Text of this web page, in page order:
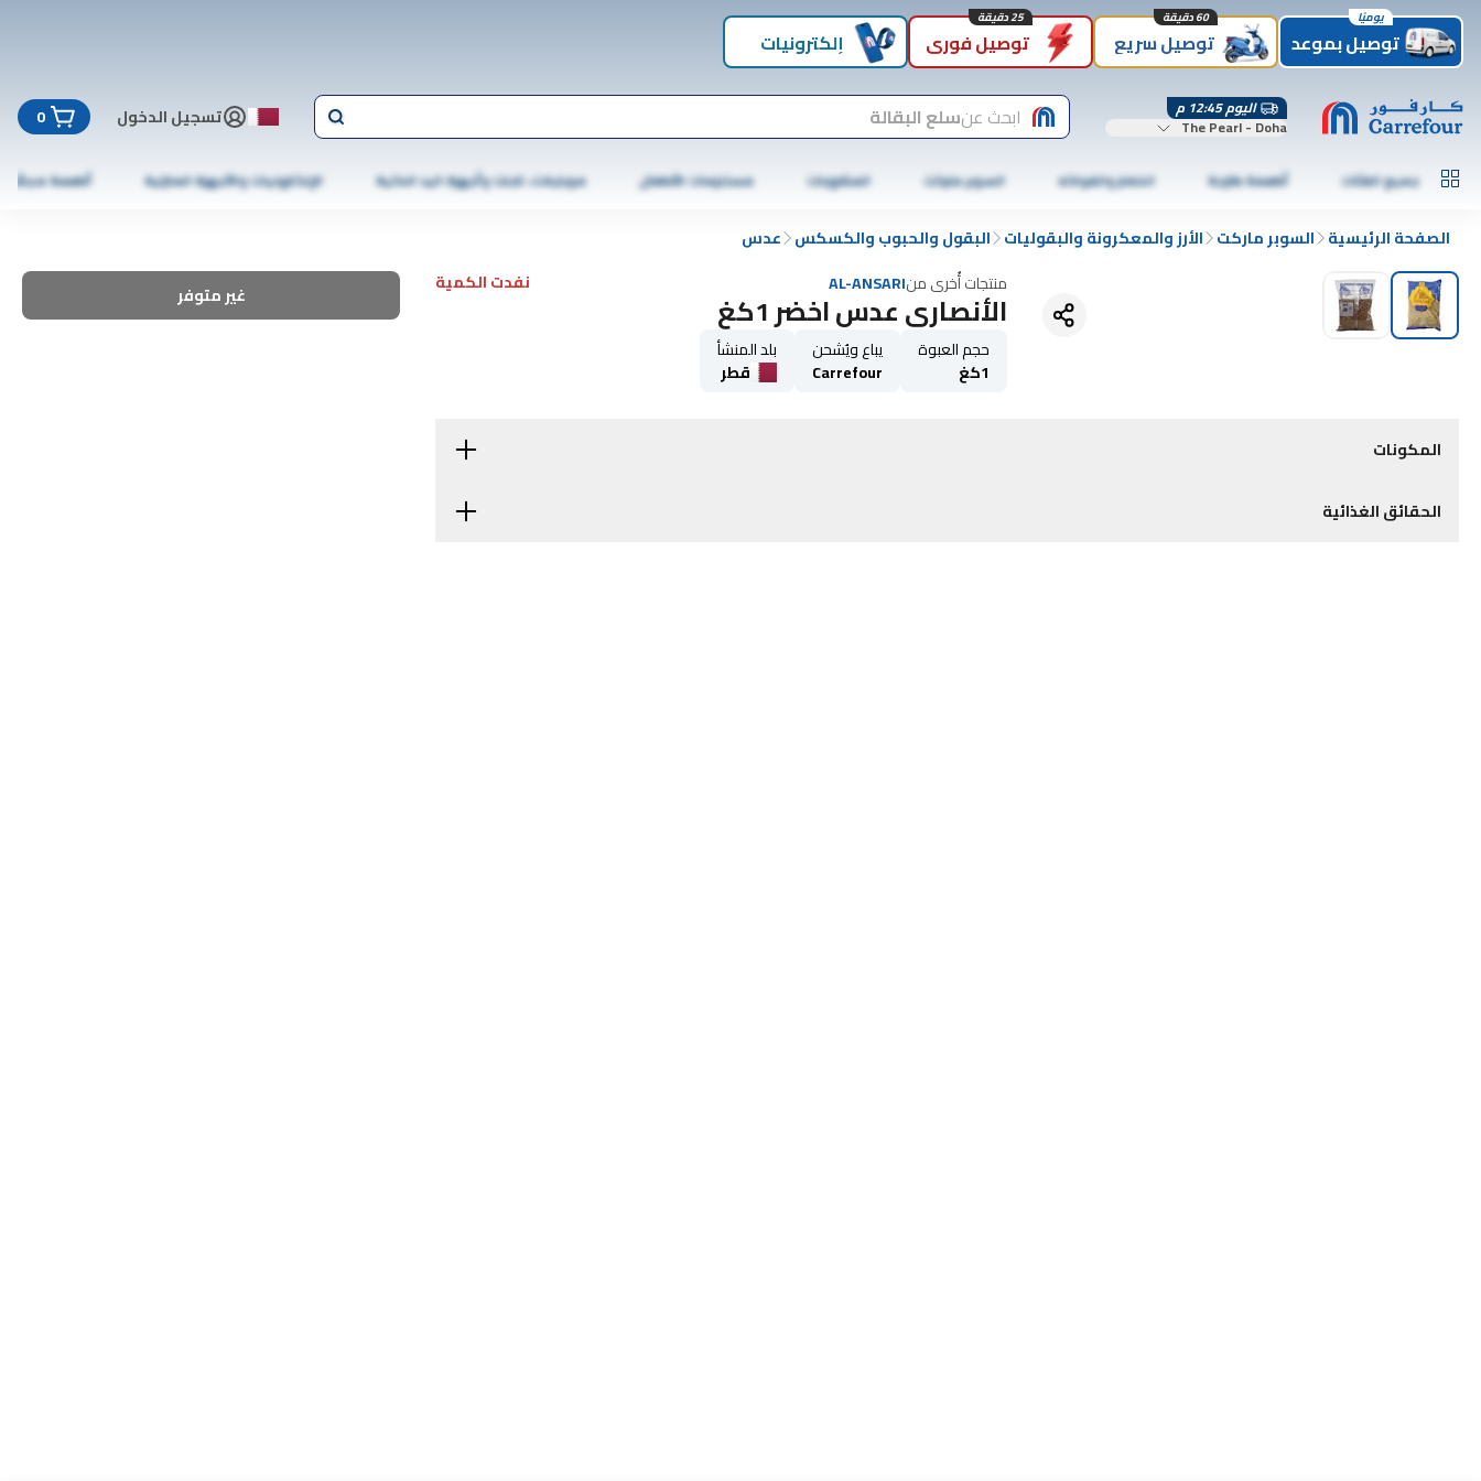
توصيل بموعد
يوميًا
توصيل سريع
60 دقيقة
توصيل فوري
25 دقيقة
إلكترونيات
اليوم 12:45 م
The Pearl - Doha ابحث عنسلع البقالة تسجيل الدخول 0
جميع الفئات أطعمة طازجة الخضار والفواكه السوبر ماركت المشروبات مستلزمات الأطفال موبايلات، تابلت وأجهزة اليد الذكية الإلكترونيات والأجهزة المنزلية أطعمة مجمّدة
الصفحة الرئيسية السوبر ماركت الأرز والمعكرونة والبقوليات البقول والحبوب والكسكس عدس
منتجات أُخرى منAL-ANSARI نفدت الكمية
الأنصاري عدس اخضر 1كغ
حجم العبوة
1كغ
يباع ويُشحن
Carrefour
بلد المنشأ
قطر
غير متوفر
المكونات
الحقائق الغذائية